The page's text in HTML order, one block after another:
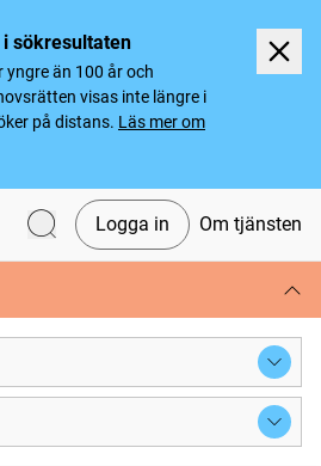
sökresultaten
än 100 år och
visas inte längre i
på distans. Läs mer om
Logga in Om tjänsten